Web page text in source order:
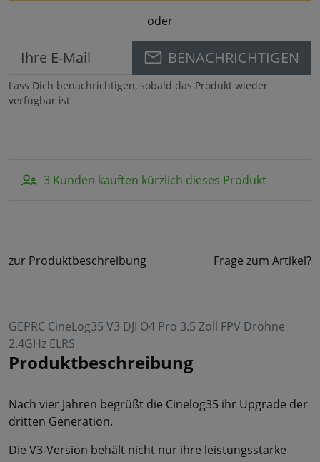
oder
BENACHRICHTIGEN
Lass Dich benachrichtigen, sobald das Produkt wieder
verfügbar ist
3 Kunden kauften kürzlich dieses Produkt
zur Produktbeschreibung Frage zum Artikel?
GEPRC CineLog35 V3 DJI O4 Pro 3.5 Zoll FPV Drohne
2.4GHz ELRS
Produktbeschreibung
Nach vier Jahren begrüßt die Cinelog35 ihr Upgrade der
dritten Generation.
Die V3-Version behält nicht nur ihre leistungsstarke